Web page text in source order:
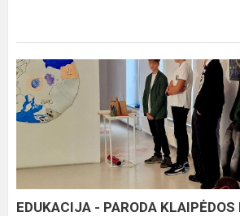
EDUKACIJA
-
PARODA
KLAIPĖDOS
KOMUNIKACIJOS
EDUKACIJA - PARODA KLAIPĖDOS